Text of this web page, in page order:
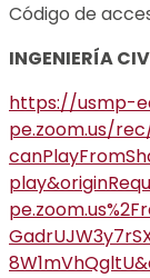
Código de
INGENIERÍA
https://usmp-
pe.zoom.us/